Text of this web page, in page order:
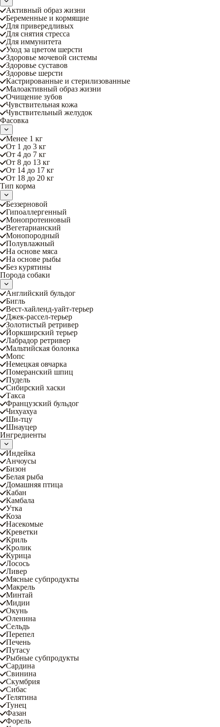
Активный образ жизни
Беременные и кормящие
Для привередливых
Для снятия стресса
Для иммунитета
Уход за цветом шерсти
Здоровье мочевой системы
Здоровье суставов
Здоровье шерсти
Кастрированные и стерилизованные
Малоактивный образ жизни
Очищение зубов
Чувствительная кожа
Чувствительный желудок
Фасовка
Менее 1 кг
От 1 до 3 кг
От 4 до 7 кг
От 8 до 13 кг
От 14 до 17 кг
От 18 до 20 кг
Тип корма
Беззерновой
Гипоаллергенный
Монопротеиновый
Вегетарианский
Монопородный
Полувлажный
На основе мяса
На основе рыбы
Без курятины
Порода собаки
Английский бульдог
Бигль
Вест-хайленд-уайт-терьер
Джек-рассел-терьер
Золотистый ретривер
Йоркширский терьер
Лабрадор ретривер
Мальтийская болонка
Мопс
Немецкая овчарка
Померанский шпиц
Пудель
Сибирский хаски
Такса
Французский бульдог
Чихуахуа
Ши-тцу
Шнауцер
Ингредиенты
Индейка
Анчоусы
Бизон
Белая рыба
Домашняя птица
Кабан
Камбала
Утка
Коза
Насекомые
Креветки
Криль
Кролик
Курица
Лосось
Ливер
Мясные субпродукты
Макрель
Минтай
Мидии
Окунь
Оленина
Сельдь
Перепел
Печень
Путасу
Рыбные субпродукты
Сардина
Свинина
Скумбрия
Сибас
Телятина
Тунец
Фазан
Форель